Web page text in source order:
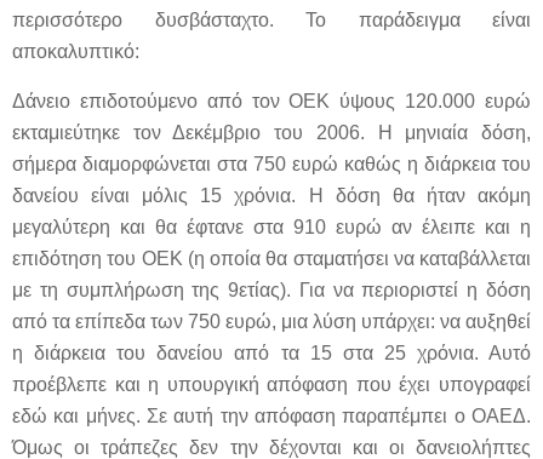
περισσότερο δυσβάσταχτο. Το παράδειγμα είναι
αποκαλυπτικό:
Δάνειο επιδοτούμενο από τον ΟΕΚ ύψους 120.000 ευρώ
εκταμιεύτηκε τον Δεκέμβριο του 2006. Η μηνιαία δόση,
σήμερα διαμορφώνεται στα 750 ευρώ καθώς η διάρκεια του
δανείου είναι μόλις 15 χρόνια. Η δόση θα ήταν ακόμη
μεγαλύτερη και θα έφτανε στα 910 ευρώ αν έλειπε και η
επιδότηση του ΟΕΚ (η οποία θα σταματήσει να καταβάλλεται
με τη συμπλήρωση της 9ετίας). Για να περιοριστεί η δόση
από τα επίπεδα των 750 ευρώ, μια λύση υπάρχει: να αυξηθεί
η διάρκεια του δανείου από τα 15 στα 25 χρόνια. Αυτό
προέβλεπε και η υπουργική απόφαση που έχει υπογραφεί
εδώ και μήνες. Σε αυτή την απόφαση παραπέμπει ο ΟΑΕΔ.
Όμως οι τράπεζες δεν την δέχονται και οι δανειολήπτες